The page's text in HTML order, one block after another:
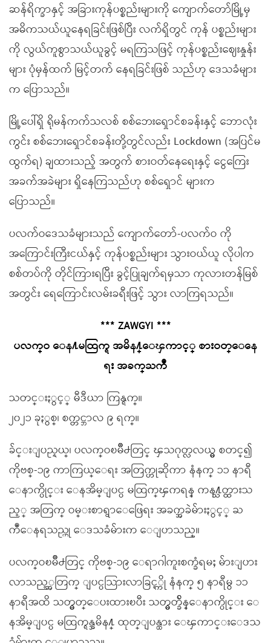
ဆန်ရိက္ခာနှင့် အခြားကုန်ပစ္စည်းများကို ကျောက်တော်မြို့မှ
အဓိကသယ်ယူနေရခြင်းဖြစ်ပြီး လက်ရှိတွင် ကုန် ပစ္စည်းများ
ကို လွယ်ကူစွာသယ်ယူခွင့် မရကြသဖြင့် ကုန်ပစ္စည်းဈေးနှုန်း
များ ပုံမှန်ထက် မြင့်တက် နေရခြင်းဖြစ် သည်ဟု ဒေသခံများ
က ပြောသည်။
မြို့ပေါ်ရှိ ရိုမန်ကက်သလစ် စစ်ဘေးရှောင်စခန်းနှင့် ဘောလုံး
ကွင်း စစ်ဘေးရှောင်စခန်းတို့တွင်လည်း Lockdown (အပြင်မ
ထွက်ရ) ချထားသည့် အတွက် စားဝတ်နေရေးနှင့် ငွေကြေး
အခက်အခဲများ ရှိနေကြသည်ဟု စစ်ရှောင် များက
ပြောသည်။
ပလက်ဝဒေသခံများသည် ကျောက်တော်-ပလက်ဝ ကို
အကြောင်းကြီးငယ်နှင့် ကုန်ပစ္စည်းများ သွားဝယ်ယူ လိုပါက
စစ်တပ်ကို တိုင်ကြားရပြီး ခွင့်ပြုချက်ရမှသာ ကုလားတန်မြစ်
အတွင်း ရေကြောင်းလမ်းခရီးဖြင့် သွား လာကြရသည်။
*** ZAWGYI ***
ပလက္ဝ ေန႔မထြက္ရ အမိန႔္ေၾကာင့္ စားဝတ္ေနေ
ရး အခက္ႀကဳံ
သတင္းႏွင့္ မီဒီယာ ကြန္ရက္။
၂၀၂၁ ခုႏွစ္၊ စက္တင္ဘာလ ၉ ရက္။
ခ်င္းျပည္နယ္၊ ပလက္ဝၿမိဳ႕တြင္ ၾသဂုတ္လလယ္မွ စတင္၍
ကိုဗစ္-၁၉ ကာကြယ္ေရး အတြက္ဟုဆိုကာ နံနက္ ၁၁ နာရီ
ေနာက္ပိုင္း ေနအိမ္ျပင္ပ မထြက္ၾကရန္ ကန႔္သတ္ထားသ
ည့္ အတြက္ ဝမ္းစာရွာေဖြေရး အခက္အခဲမ်ားႏွင့္ ႀ
ကဳံေနရသည္ဟု ေဒသခံမ်ားက ေျပာသည္။
ပလက္ဝၿမိဳ႕တြင္ ကိုဗစ္-၁၉ ေရာဂါကူးစက္ခံရမႈ မ်ားျပား
လာသည့္အတြက္ ျပင္ပသြားလာခြင့္ကို နံနက္ ၅ နာရီမွ ၁၁
နာရီအထိ သတ္မွတ္ေပးထားၿပီး သတ္မွတ္ခ်ိန္ေနာက္ပိုင္း ေ
နအိမ္ျပင္ပ မထြက္ရန္အမိန႔္ ထုတ္ျပန္ထား ေၾကာင္းေဒသ